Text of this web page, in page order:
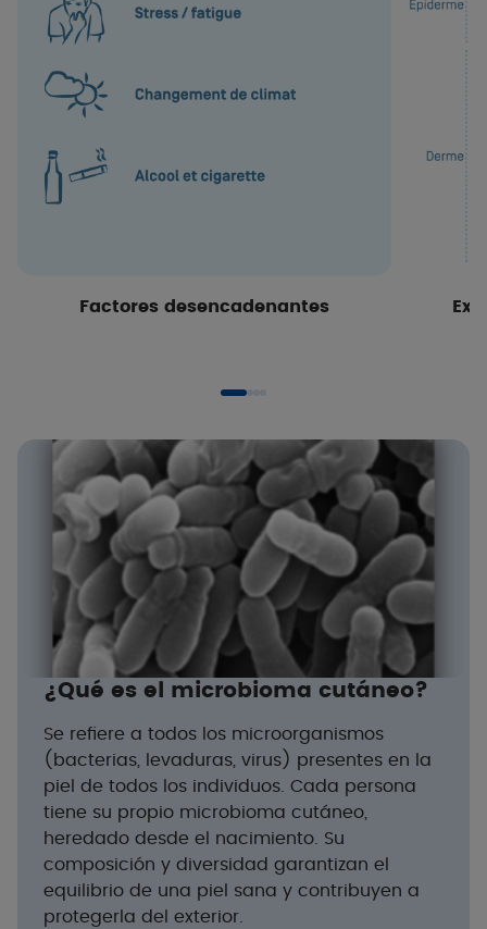
Factores desencadenantes
¿Qué es el microbioma cutáneo?
Se refiere a todos los microorganismos
(bacterias, levaduras, virus) presentes en la
piel de todos los individuos. Cada persona
tiene su propio microbioma cutáneo,
heredado desde el nacimiento. Su
composición y diversidad garantizan el
equilibrio de una piel sana y contribuyen a
protegerla del exterior.